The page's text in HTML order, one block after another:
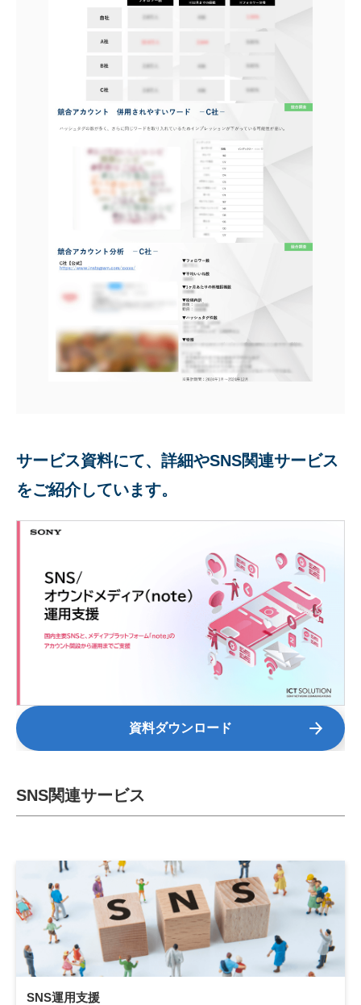
サービス資料にて、詳細やSNS関連サービス
をご紹介しています。​
資料ダウンロード
SNS関連サービス
SNS運用支援